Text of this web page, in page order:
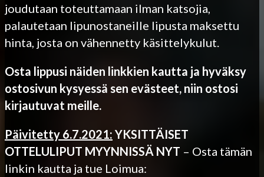
joudutaan toteuttamaan ilman katsojia,
palautetaan lipunostaneille lipusta maksettu
hinta, josta on vähennetty käsittelykulut.
Osta lippusi näiden linkkien kautta ja hyväksy
ostosivun kysyessä sen evästeet, niin ostosi
kirjautuvat meille.
Päivitetty 6.7.2021: YKSITTÄISET
OTTELULIPUT MYYNNISSÄ NYT – Osta tämän
linkin kautta ja tue Loimua: